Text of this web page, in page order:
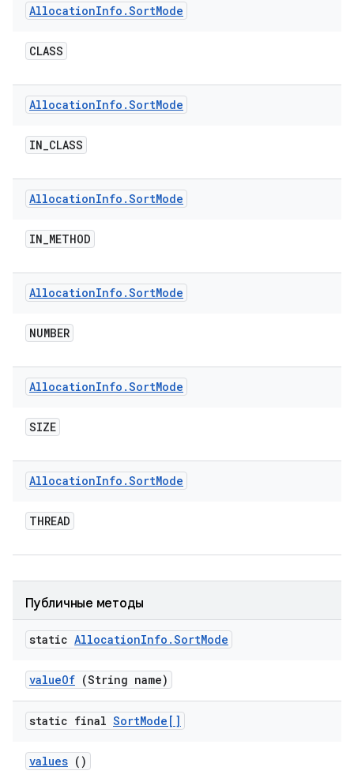
AllocationInfo .SortMode
CLASS
AllocationInfo .SortMode
IN_CLASS
AllocationInfo .SortMode
IN_METHOD
AllocationInfo .SortMode
NUMBER
AllocationInfo .SortMode
SIZE
AllocationInfo .SortMode
THREAD
Публичные методы
static AllocationInfo .SortMode
valueOf (String name)
static final SortMode[]
values ()